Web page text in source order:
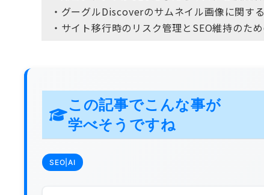
・グーグルDiscoverのサムネイル画像に関す
・サイト移行時のリスク管理とSEO維持のた
この記事でこんな事が
学べそうですね
SEO|AI